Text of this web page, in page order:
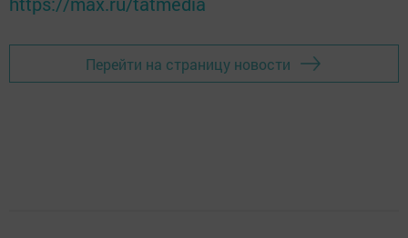
Перейти на страницу новости